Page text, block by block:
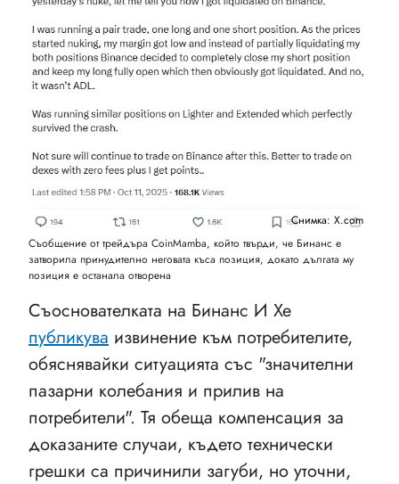
Снимка: X.com
Съобщение от трейдъра CoinMamba, който твърди, че Бинанс е
затворила принудително неговата къса позиция, докато дългата му
позиция е останала отворена
Съоснователката на Бинанс И Хе
публикува извинение към потребителите,
обяснявайки ситуацията със "значителни
пазарни колебания и прилив на
потребители". Тя обеща компенсация за
доказаните случаи, където технически
грешки са причинили загуби, но уточни,